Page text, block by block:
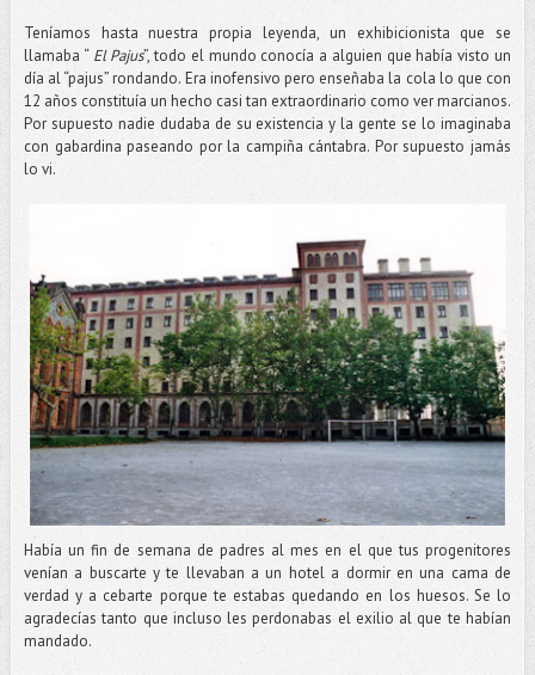
Teníamos hasta nuestra propia leyenda, un exhibicionista que se
llamaba “ El Pajus”, todo el mundo conocía a alguien que había visto un
día al “pajus” rondando. Era inofensivo pero enseñaba la cola lo que con
12 años constituía un hecho casi tan extraordinario como ver marcianos.
Por supuesto nadie dudaba de su existencia y la gente se lo imaginaba
con gabardina paseando por la campiña cántabra. Por supuesto jamás
lo vi.
Había un fin de semana de padres al mes en el que tus progenitores
venían a buscarte y te llevaban a un hotel a dormir en una cama de
verdad y a cebarte porque te estabas quedando en los huesos. Se lo
agradecías tanto que incluso les perdonabas el exilio al que te habían
mandado.